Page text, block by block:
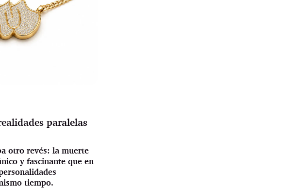
paralelas
otro revés: la muerte
y fascinante que en
tiempo.